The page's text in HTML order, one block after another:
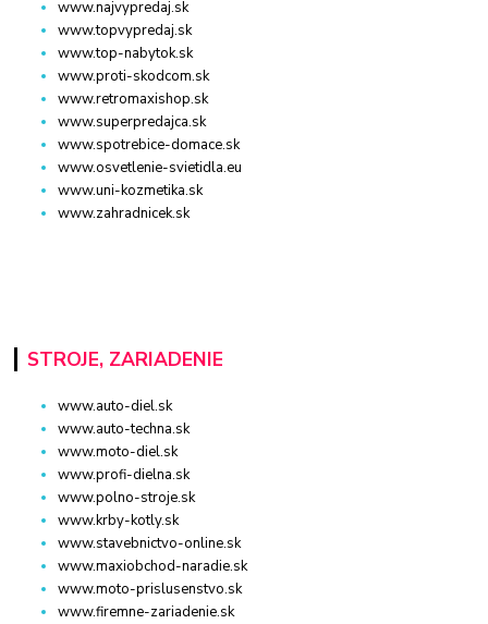
www.najvypredaj.sk
www.topvypredaj.sk
www.top-nabytok.sk
www.proti-skodcom.sk
www.retromaxishop.sk
www.superpredajca.sk
www.spotrebice-domace.sk
www.osvetlenie-svietidla.eu
www.uni-kozmetika.sk
www.zahradnicek.sk
STROJE, ZARIADENIE
www.auto-diel.sk
www.auto-techna.sk
www.moto-diel.sk
www.profi-dielna.sk
www.polno-stroje.sk
www.krby-kotly.sk
www.stavebnictvo-online.sk
www.maxiobchod-naradie.sk
www.moto-prislusenstvo.sk
www.firemne-zariadenie.sk